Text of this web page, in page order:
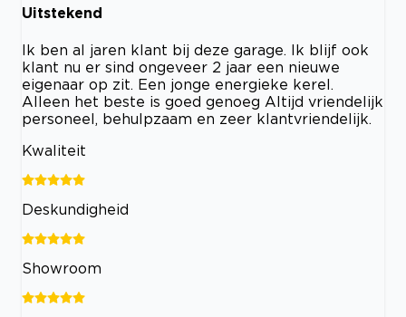
Uitstekend
Ik ben al jaren klant bij deze garage. Ik blijf ook
klant nu er sind ongeveer 2 jaar een nieuwe
eigenaar op zit. Een jonge energieke kerel.
Alleen het beste is goed genoeg Altijd vriendelijk
personeel, behulpzaam en zeer klantvriendelijk.
Kwaliteit
Deskundigheid
Showroom